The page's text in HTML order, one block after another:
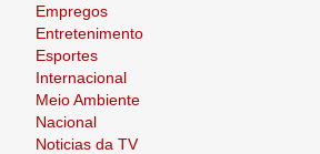
Empregos
Entretenimento
Esportes
Internacional
Meio Ambiente
Nacional
Noticias da TV